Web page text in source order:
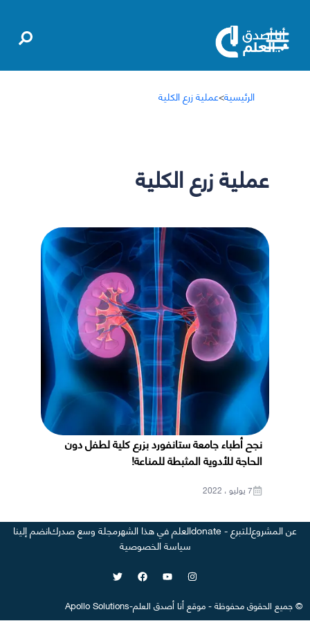
الرئيسية>عملية زرع الكلية
عملية زرع الكلية
نجح أطباء جامعة ستانفورد بزرع كلية لطفل دون
الحاجة للأدوية المثبطة للمناعة!
7 يوليو ، 2022
عن المشروعللتبرع - donate العلم في هذا الشهرمجلة وسع صدركانضم إلينا
سياسة الخصوصية
©جميع الحقوق محفوظة-موقعأنا أصدق العلم-
Apollo Solutions